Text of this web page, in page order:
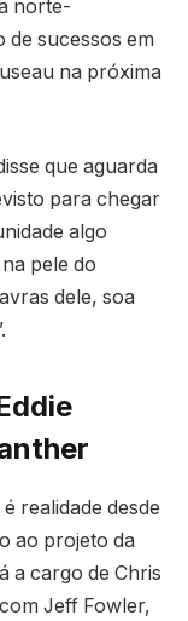
norte-
sucessos em
na próxima
que aguarda
para chegar
algo
pele do
dele, soa
realidade desde
ao projeto da
a cargo de Chris
Jeff Fowler,